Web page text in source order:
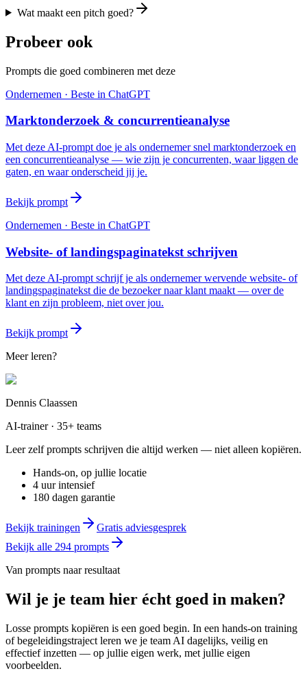
Wat maakt een pitch goed?
Probeer ook
Prompts die goed combineren met deze
Ondernemen · Beste in ChatGPT
Marktonderzoek & concurrentieanalyse
Met deze AI-prompt doe je als ondernemer snel marktonderzoek en
een concurrentieanalyse — wie zijn je concurrenten, waar liggen de
gaten, en waar onderscheid jij je.
Bekijk prompt
Ondernemen · Beste in ChatGPT
Website- of landingspaginatekst schrijven
Met deze AI-prompt schrijf je als ondernemer wervende website- of
landingspaginatekst die de bezoeker naar klant maakt — over de
klant en zijn probleem, niet over jou.
Bekijk prompt
Meer leren?
Dennis Claassen
AI-trainer · 35+ teams
Leer zelf prompts schrijven die altijd werken — niet alleen kopiëren.
Hands-on, op jullie locatie
4 uur intensief
180 dagen garantie
Bekijk trainingen
Gratis adviesgesprek
Bekijk alle 294 prompts
Van prompts naar resultaat
Wil je je team hier écht goed in maken?
Losse prompts kopiëren is een goed begin. In een hands-on training
of begeleidingstraject leren we je team AI dagelijks, veilig en
effectief inzetten — op jullie eigen werk, met jullie eigen
voorbeelden.